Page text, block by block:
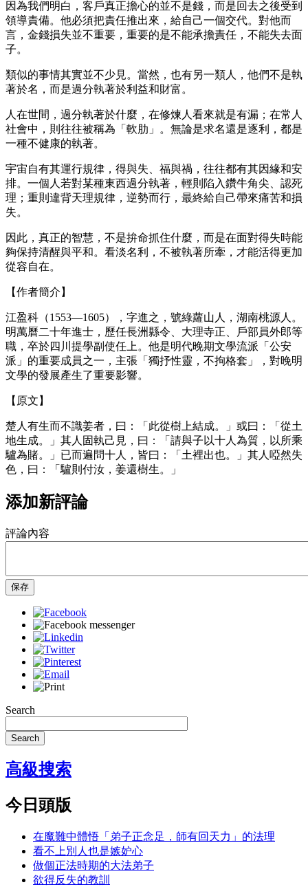
因為我們明白，客戶真正擔心的並不是錢，而是回去之後受到
領導責備。他必須把責任推出來，給自己一個交代。對他而
言，金錢損失並不重要，重要的是不能承擔責任，不能失去面
子。
類似的事情其實並不少見。當然，也有另一類人，他們不是執
著於名，而是過分執著於利益和財富。
人在世間，過分執著於什麼，在修煉人看來就是有漏；在常人
社會中，則往往被稱為「軟肋」。無論是求名還是逐利，都是
一種不健康的執著。
宇宙自有其運行規律，得與失、福與禍，往往都有其因緣和安
排。一個人若對某種東西過分執著，輕則陷入鑽牛角尖、認死
理；重則違背天理規律，逆勢而行，最終給自己帶來痛苦和損
失。
因此，真正的智慧，不是拚命抓住什麼，而是在面對得失時能
夠保持清醒與平和。看淡名利，不被執著所牽，才能活得更加
從容自在。
【作者簡介】
江盈科（1553—1605），字進之，號綠蘿山人，湖南桃源人。
明萬曆二十年進士，歷任長洲縣令、大理寺正、戶部員外郎等
職，卒於四川提學副使任上。他是明代晚期文學流派「公安
派」的重要成員之一，主張「獨抒性靈，不拘格套」，對晚明
文學的發展產生了重要影響。
【原文】
楚人有生而不識姜者，曰：「此從樹上結成。」或曰：「從土
地生成。」其人固執己見，曰：「請與子以十人為質，以所乘
驢為賭。」已而遍問十人，皆曰：「土裡出也。」其人啞然失
色，曰：「驢則付汝，姜還樹生。」
添加新評論
評論內容
保存
Search
Search
高級搜索
今日頭版
在魔難中體悟「弟子正念足，師有回天力」的法理
看不上別人也是嫉妒心
做個正法時期的大法弟子
欲得反失的教訓